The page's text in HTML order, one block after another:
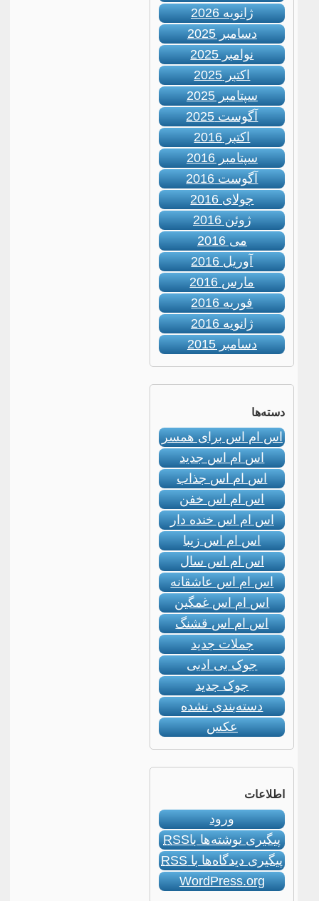
ژانویه 2026
دسامبر 2025
نوامبر 2025
اکتبر 2025
سپتامبر 2025
آگوست 2025
اکتبر 2016
سپتامبر 2016
آگوست 2016
جولای 2016
ژوئن 2016
می 2016
آوریل 2016
مارس 2016
فوریه 2016
ژانویه 2016
دسامبر 2015
دسته‌ها
اس ام اس برای همسر
اس ام اس جدید
اس ام اس جذاب
اس ام اس خفن
اس ام اس خنده دار
اس ام اس زیبا
اس ام اس سال
اس ام اس عاشقانه
اس ام اس غمگین
اس ام اس قشنگ
جملات جدید
جوک بی ادبی
جوک جدید
دسته‌بندی نشده
عکس
اطلاعات
ورود
پیگیری نوشته‌ها باRSS
پیگیری دیدگاه‌ها باRSS
WordPress.org